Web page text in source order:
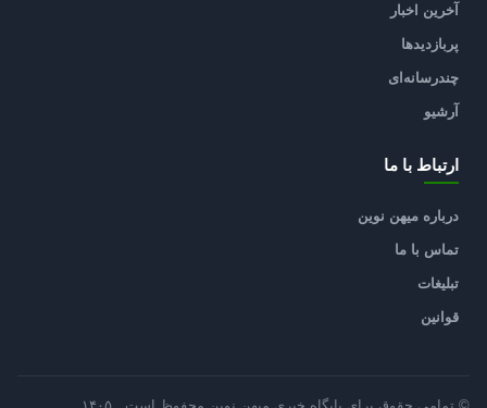
آخرین اخبار
پربازدیدها
چندرسانه‌ای
آرشیو
ارتباط با ما
درباره میهن نوین
تماس با ما
تبلیغات
قوانین